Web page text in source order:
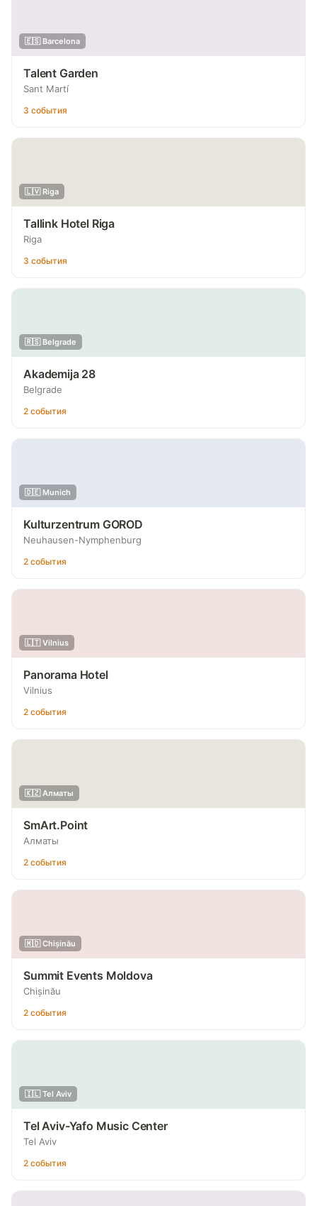
🇪🇸 Barcelona
Talent Garden
Sant Martí
3 события
🇱🇻 Riga
Tallink Hotel Riga
Riga
3 события
🇷🇸 Belgrade
Akademija 28
Belgrade
2 события
🇩🇪 Munich
Kulturzentrum GOROD
Neuhausen-Nymphenburg
2 события
🇱🇹 Vilnius
Panorama Hotel
Vilnius
2 события
🇰🇿 Алматы
SmArt.Point
Алматы
2 события
🇲🇩 Chișinău
Summit Events Moldova
Chișinău
2 события
🇮🇱 Tel Aviv
Tel Aviv-Yafo Music Center
Tel Aviv
2 события